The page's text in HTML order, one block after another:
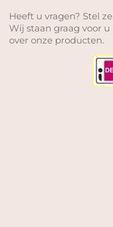
Heeft u vragen? Stel
Wij staan graag voor
over onze producten.